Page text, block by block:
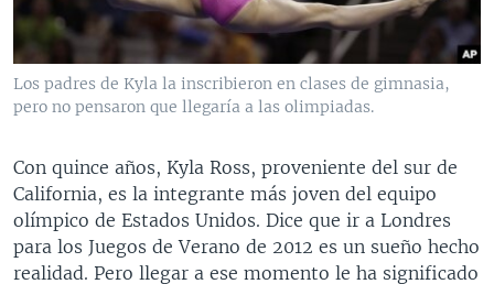
VENEZUELA
NICARAGUA
ECONOMÍA
ENTRETENIMIENTO Y CULTURA
TECNOLOGÍA
CIENCIA Y SALUD
MULTIMEDIA
FOTOGRAFÍA
PROGRAMAS TV
EL MUNDO AL DÍA
VISIÓN 360
LAS CLAVES
PANORAMA
RADIO
AUDIONOTICIAS
BUENOS DÍAS AMÉRICA
ESTADOS UNIDOS AL DÍA
DOCUMENTALES DE LA VOA
Learning English
Los padres de Kyla la inscribieron en clases de gimnasia,
pero no pensaron que llegaría a las olimpiadas.
Con quince años, Kyla Ross, proveniente del sur de
California, es la integrante más joven del equipo
olímpico de Estados Unidos. Dice que ir a Londres
para los Juegos de Verano de 2012 es un sueño hecho
realidad. Pero llegar a ese momento le ha significado